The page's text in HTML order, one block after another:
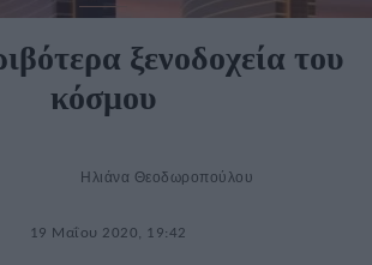
ξενοδοχεία του
κόσμου
Ηλιάνα Θεοδωροπούλου
19 Μαΐου 2020, 19:42